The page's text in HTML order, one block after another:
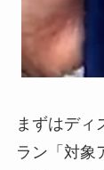
まずはディ
ラン「対象